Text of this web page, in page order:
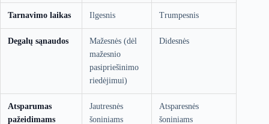
Tarnavimo laikas Ilgesnis Trumpesnis
Degalų sąnaudos
Mažesnės (dėl
mažesnio
pasipriešinimo
riedėjimui)
Didesnės
Atsparumas
pažeidimams
Jautresnės
šoniniams
Atsparesnės
šoniniams